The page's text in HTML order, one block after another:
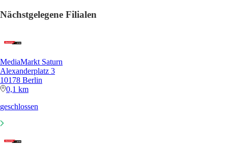
Nächstgelegene Filialen
MediaMarkt Saturn
Alexanderplatz 3
10178 Berlin
0,1 km
geschlossen